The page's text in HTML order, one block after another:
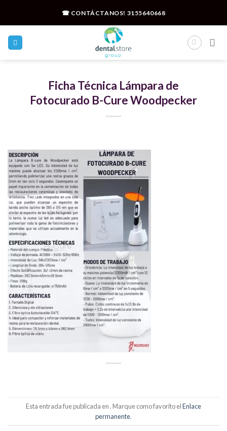
☎ CONTÁCTANOS! 3155640668
Ficha Técnica Lámpara de
Fotocurado B-Cure Woodpecker
Esta entrada fue publicada en . Marque como favorito elEnlace
permanente.